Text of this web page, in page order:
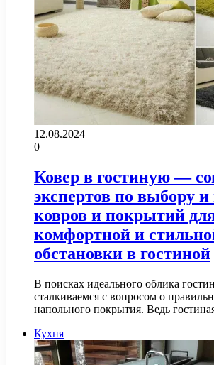
12.08.2024
0
Ковер в гостиную —
экспертов по выбору
ковров и покрытий
комфортной и
обстановки в гостиной
В поисках идеального облика
сталкиваемся с вопросом о
напольного покрытия. Ведь
Кухня